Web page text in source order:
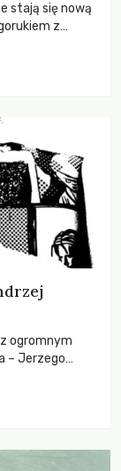
stają się nową
z
ogromnym
– Jerzego